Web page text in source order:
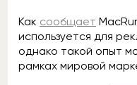
Как сообщает
используется для
однако такой опыт
рамках мировой